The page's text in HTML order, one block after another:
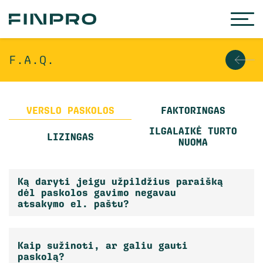
F.A.Q.
VERSLO PASKOLOS FAKTORINGAS
LIZINGAS
ILGALAIKĖ TURTO
NUOMA
Ką daryti jeigu užpildžius paraišką
dėl paskolos gavimo negavau
atsakymo el. paštu?
Kaip sužinoti, ar galiu gauti
paskolą?